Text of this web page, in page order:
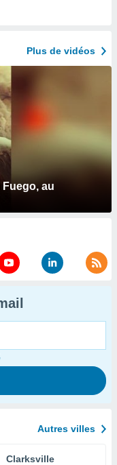
Plus de vidéos
au
Autres villes
Clarksville